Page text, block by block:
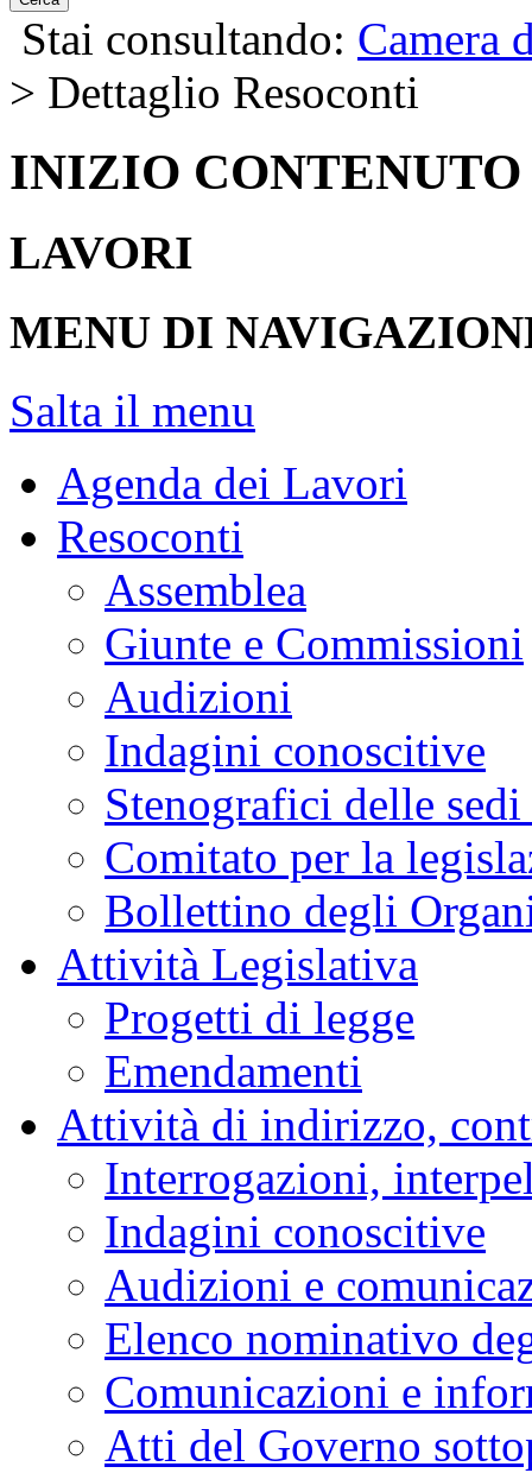
Stai consultando: Camera
> Dettaglio Resoconti
INIZIO CONTENUTO
LAVORI
MENU DI
Salta il menu
Agenda dei Lavori
Resoconti
Assemblea
Giunte e Commissioni
Audizioni
Indagini conoscitive
Stenografici delle
Comitato per la
Bollettino degli
Attività Legislativa
Progetti di legge
Emendamenti
Attività di indirizzo,
Interrogazioni,
Indagini conoscitive
Audizioni e
Elenco nominativo
Comunicazioni e
Atti del Governo